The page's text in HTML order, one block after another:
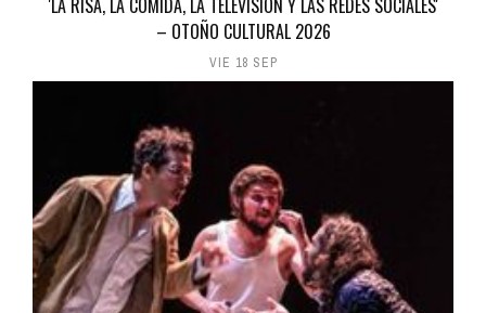
'LA RISA, LA COMIDA, LA TELEVISIÓN Y LAS REDES SOCIALES'
– OTOÑO CULTURAL 2026
VIE 18 SEP